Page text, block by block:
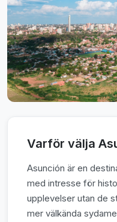
Varför välja
Asunción är en
med intresse för
upplevelser utan de
mer välkända